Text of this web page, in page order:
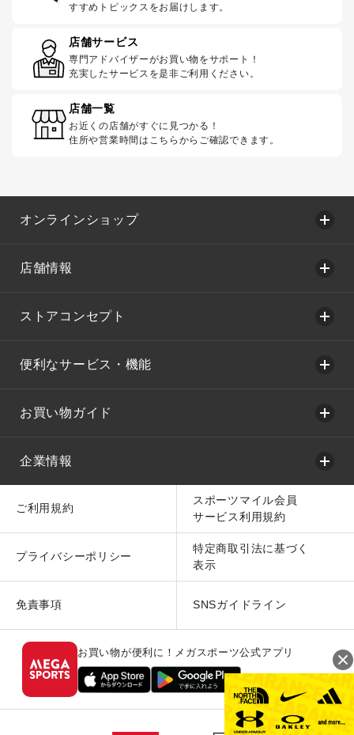
すすめトピックスをお届けします。
店舗サービス
専門アドバイザーがお買い物をサポート！
充実したサービスを是非ご利用ください。
店舗一覧
お近くの店舗がすぐに見つかる！
住所や営業時間はこちらからご確認できます。
オンラインショップ
店舗情報
ストアコンセプト
便利なサービス・機能
お買い物ガイド
企業情報
ご利用規約
スポーツマイル会員
サービス利用規約
プライバシーポリシー
特定商取引法に基づく
表示
免責事項 SNSガイドライン
お買い物が便利に！メガスポーツ公式アプリ